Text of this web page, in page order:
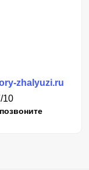
zhalyuzi.ru
10